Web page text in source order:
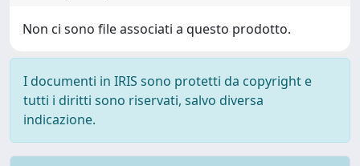
Non ci sono file associati a questo prodotto.
I documenti in IRIS sono protetti da copyright e
tutti i diritti sono riservati, salvo diversa
indicazione.